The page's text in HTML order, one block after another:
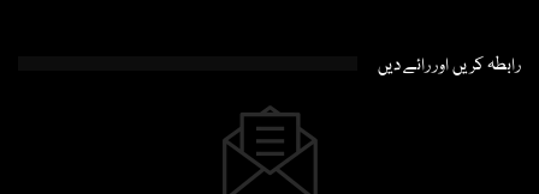
رابطہ کریں اور رائے دیں